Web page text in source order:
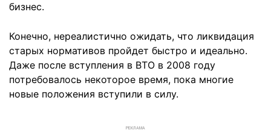
бизнес.
Конечно, нереалистично ожидать, что ликвидация
старых нормативов пройдет быстро и идеально.
Даже после вступления в ВТО в 2008 году
потребовалось некоторое время, пока многие
новые положения вступили в силу.
РЕКЛАМА